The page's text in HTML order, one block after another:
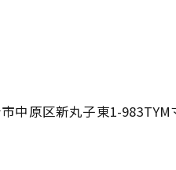
中原区新丸子東1-